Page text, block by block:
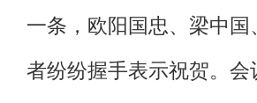
一条，欧阳国忠、梁中
者纷纷握手表示祝贺。